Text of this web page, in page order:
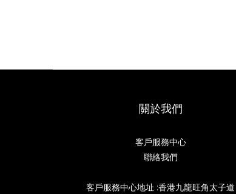
關於我們
客戶服務中心
聯絡我們
客戶服務中心地址 :香港九龍旺角太子道